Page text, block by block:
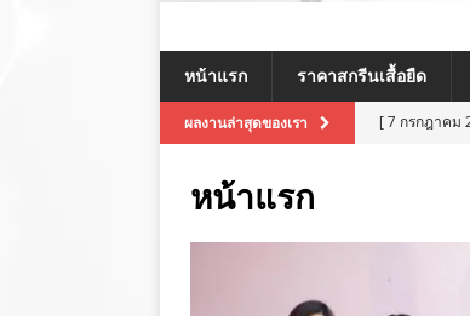
หน้าแรก ราคาสกรีนเสื้อยืด
ผลงานล่าสุดของเรา [ 7 กรกฎาคม
ผลงานล่า
หน้าแรก